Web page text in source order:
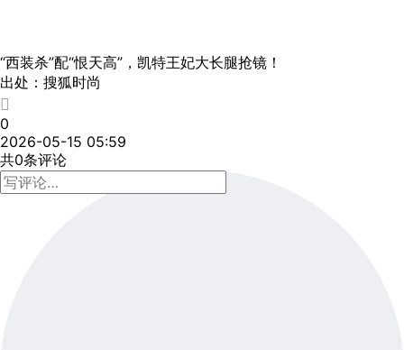
“西装杀”配“恨天高”，凯特王妃大长腿抢镜！
出处：搜狐时尚
0
2026-05-15 05:59
共0条评论